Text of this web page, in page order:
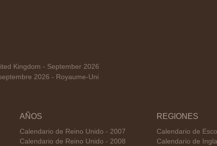
Kingdom - September 2026
2026 - Royaume-Uni
REGIONES
Calendario de
Calendario de
AÑOS
Calendario de Reino Unido - 2007
Calendario de Reino Unido - 2008